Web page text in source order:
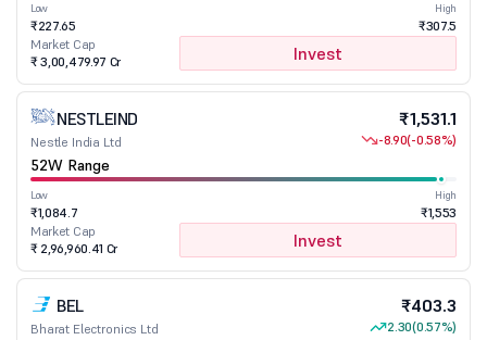
Low
₹227.65
High
₹307.5
Market Cap
₹ 3,00,479.97 Cr
Invest
NESTLEIND
Nestle India Ltd
₹1,531.1
-8.90(-0.58%)
52W Range
Low
₹1,084.7
High
₹1,553
Market Cap
₹ 2,96,960.41 Cr
Invest
BEL
Bharat Electronics Ltd
₹403.3
2.30(0.57%)